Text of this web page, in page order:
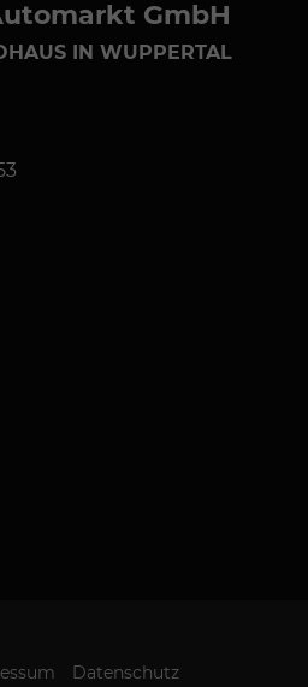
GmbH
IN WUPPERTAL
Datenschutz